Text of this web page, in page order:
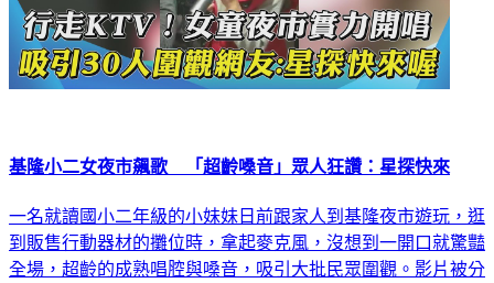
基隆小二女夜市飆歌 「超齡嗓音」眾人狂讚：星探快來
一名就讀國小二年級的小妹妹日前跟家人到基隆夜市遊玩，逛
到販售行動器材的攤位時，拿起麥克風，沒想到一開口就驚豔
全場，超齡的成熟唱腔與嗓音，吸引大批民眾圍觀。影片被分